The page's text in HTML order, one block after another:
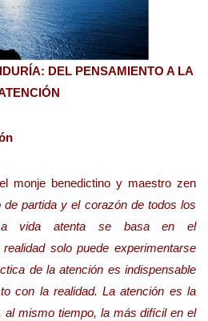
DEL PENSAMIENTO A LA
monje benedictino y maestro zen
de partida y el corazón de todos los
La vida atenta se basa en el
solo puede experimentarse
de la atención es indispensable
con la realidad. La atención es la
al mismo tiempo, la más difícil en el